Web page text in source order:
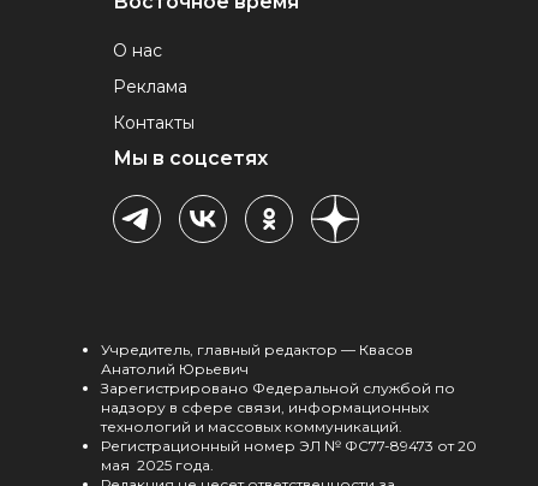
О нас
Реклама
Контакты
Мы в соцсетях
Учредитель, главный редактор — Квасов
Анатолий Юрьевич
Зарегистрировано Федеральной службой по
надзору в сфере связи, информационных
технологий и массовых коммуникаций.
Регистрационный номер ЭЛ № ФС77-89473 от 20
мая 2025 года.